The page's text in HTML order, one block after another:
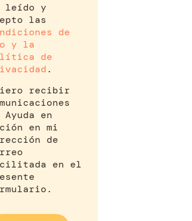
leído y
las
de
y la
de
.
recibir
Ayuda en
en mi
de
en el